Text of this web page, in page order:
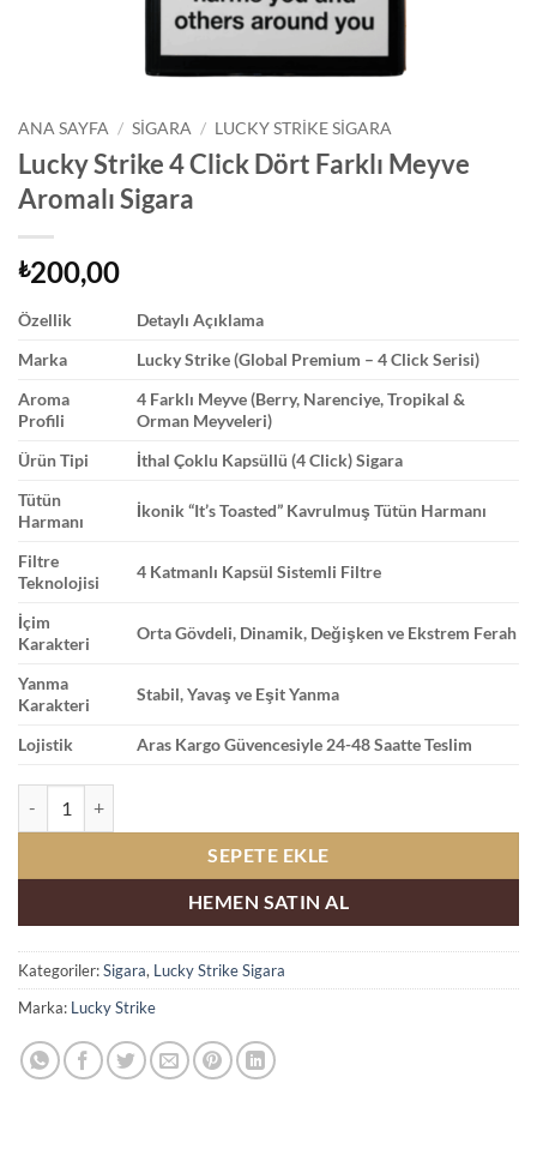
ANA SAYFA / SIGARA / LUCKY STRIKE SIGARA
Lucky Strike 4 Click Dört Farklı Meyve
Aromalı Sigara
₺200,00
Özellik
Detaylı Açıklama
Marka
Lucky Strike (Global Premium – 4 Click Serisi)
Aroma
Profili
4 Farklı Meyve (Berry, Narenciye, Tropikal &
Orman Meyveleri)
Ürün Tipi
İthal Çoklu Kapsüllü (4 Click) Sigara
Tütün
Harmanı
İkonik “It’s Toasted” Kavrulmuş Tütün Harmanı
Filtre
Teknolojisi
4 Katmanlı Kapsül Sistemli Filtre
İçim
Karakteri
Orta Gövdeli, Dinamik, Değişken ve Ekstrem Ferah
Yanma
Karakteri
Stabil, Yavaş ve Eşit Yanma
Lojistik Aras Kargo Güvencesiyle 24-48 Saatte Teslim
SEPETE EKLE
HEMEN SATIN AL
Kategoriler:Sigara, Lucky Strike Sigara
Marka: Lucky Strike